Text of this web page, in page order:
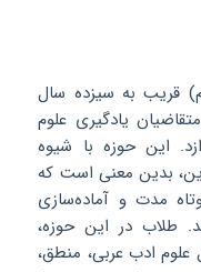
قریب به سیزده سال
یادگیری علوم
این حوزه با شیوه
بدین معنی است که
مدت و آماده‌سازی
طلاب در این حوزه،
علوم ادب عربی، منطق،